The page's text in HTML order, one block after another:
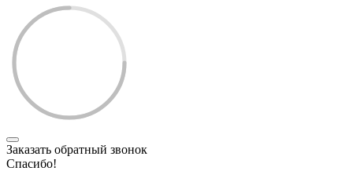
Заказать обратный звонок
Спасибо!